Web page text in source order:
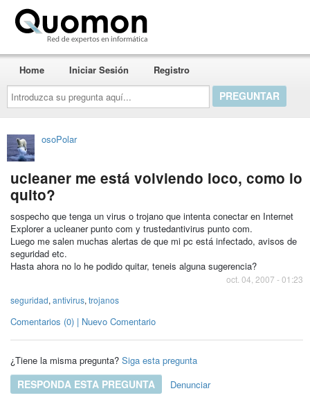
Introduzca
su
pregunta
aquí...
Home Iniciar Sesión Registro
osoPolar
ucleaner me está volviendo loco, como lo
quito?
sospecho que tenga un virus o trojano que intenta conectar en Internet
Explorer a ucleaner punto com y trustedantivirus punto com.
Luego me salen muchas alertas de que mi pc está infectado, avisos de
seguridad etc.
Hasta ahora no lo he podido quitar, teneis alguna sugerencia?
oct. 04, 2007 - 01:23
seguridad, antivirus, trojanos
Comentarios (0) | Nuevo Comentario
¿Tiene la misma pregunta? Siga esta pregunta
RESPONDA ESTA PREGUNTA Denunciar